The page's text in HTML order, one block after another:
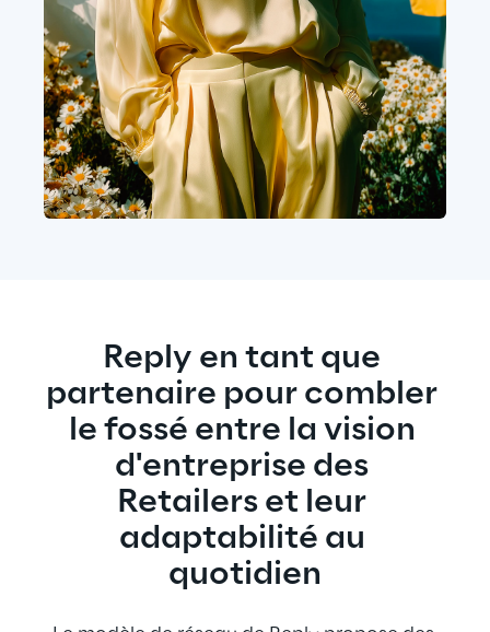
Reply en tant que
partenaire pour combler
le fossé entre la vision
d'entreprise des
Retailers et leur
adaptabilité au
quotidien